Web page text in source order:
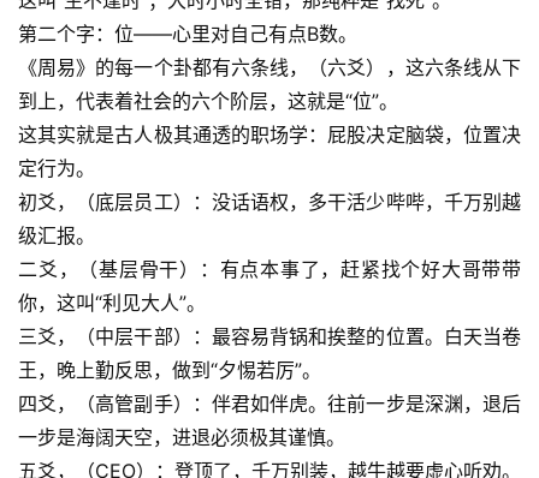
第二个字：位——心里对自己有点B数。
《周易》的每一个卦都有六条线，（六爻），这六条线从下
到上，代表着社会的六个阶层，这就是“位”。
这其实就是古人极其通透的职场学：屁股决定脑袋，位置决
定行为。
初爻，（底层员工）：没话语权，多干活少哔哔，千万别越
级汇报。
二爻，（基层骨干）：有点本事了，赶紧找个好大哥带带
你，这叫“利见大人”。
三爻，（中层干部）：最容易背锅和挨整的位置。白天当卷
王，晚上勤反思，做到“夕惕若厉”。
四爻，（高管副手）：伴君如伴虎。往前一步是深渊，退后
一步是海阔天空，进退必须极其谨慎。
五爻，（CEO）：登顶了，千万别装，越牛越要虚心听劝。